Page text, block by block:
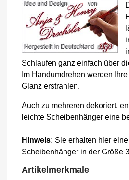
Schlaufen ganz einfach über
Im Handumdrehen werden
Glanz erstrahlen.
Auch zu mehreren dekoriert,
leichte Scheibenhänger eine
Hinweis: Sie erhalten hier
Scheibenhänger in der Größe
Artikelmerkmale